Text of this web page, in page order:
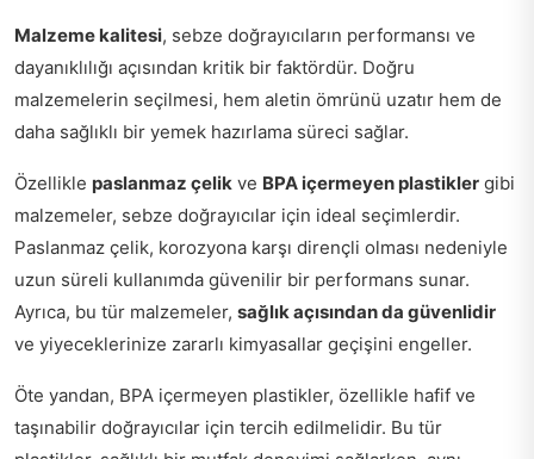
Malzeme kalitesi, sebze doğrayıcıların performansı ve
dayanıklılığı açısından kritik bir faktördür. Doğru
malzemelerin seçilmesi, hem aletin ömrünü uzatır hem de
daha sağlıklı bir yemek hazırlama süreci sağlar.
Özellikle paslanmaz çelik ve BPA içermeyen plastikler gibi
malzemeler, sebze doğrayıcılar için ideal seçimlerdir.
Paslanmaz çelik, korozyona karşı dirençli olması nedeniyle
uzun süreli kullanımda güvenilir bir performans sunar.
Ayrıca, bu tür malzemeler, sağlık açısından da güvenlidir
ve yiyeceklerinize zararlı kimyasallar geçişini engeller.
Öte yandan, BPA içermeyen plastikler, özellikle hafif ve
taşınabilir doğrayıcılar için tercih edilmelidir. Bu tür